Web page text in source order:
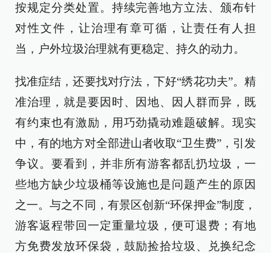
按规定分类处置。持续完善地方立法、颁布针
对性文件，让治理有章可循，让责任有人担
当，户外垃圾治理就有更稳定、持久的动力。
找准症结，还要找对疗法，下好“绣花功夫”。精
准治理，就是要因时、因地、因人群而异，既
有约束也有激励，用巧劲撬动难题破解。现实
中，有的地方对全部进山者收取“卫生费”，引发
争议。要看到，并非所有游客都乱扔垃圾，一
些地方缺少垃圾桶等设施也是问题产生的原因
之一。与之不同，有景区创新“环保押金”制度，
游客返程带回一定重量垃圾，便可退费；有地
方免费发放环保袋，鼓励捡拾垃圾、兑换纪念